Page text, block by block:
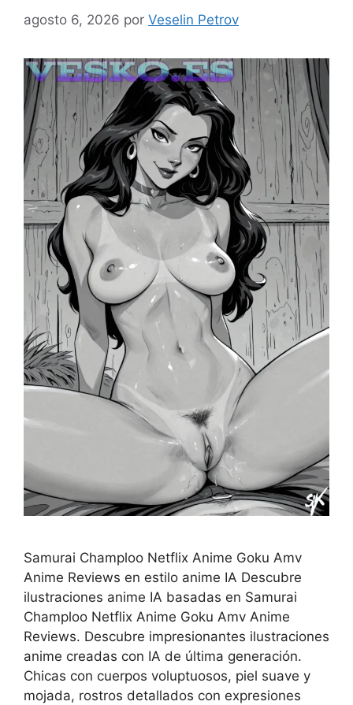
agosto 6, 2026 por Veselin Petrov
Samurai Champloo Netflix Anime Goku Amv
Anime Reviews en estilo anime IA Descubre
ilustraciones anime IA basadas en Samurai
Champloo Netflix Anime Goku Amv Anime
Reviews. Descubre impresionantes ilustraciones
anime creadas con IA de última generación.
Chicas con cuerpos voluptuosos, piel suave y
mojada, rostros detallados con expresiones